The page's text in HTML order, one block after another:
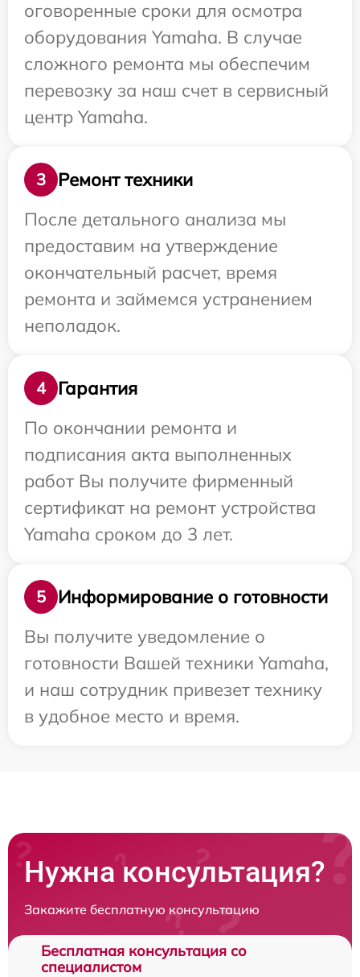
оговоренные сроки для осмотра
оборудования Yamaha. В случае
сложного ремонта мы обеспечим
перевозку за наш счет в сервисный
центр Yamaha.
3
Ремонт техники
После детального анализа мы
предоставим на утверждение
окончательный расчет, время
ремонта и займемся устранением
неполадок.
4
Гарантия
По окончании ремонта и
подписания акта выполненных
работ Вы получите фирменный
сертификат на ремонт устройства
Yamaha сроком до 3 лет.
5
Информирование о готовности
Вы получите уведомление о
готовности Вашей техники Yamaha,
и наш сотрудник привезет технику
в удобное место и время.
Нужна консультация?
Закажите бесплатную консультацию
Бесплатная консультация со
специалистом